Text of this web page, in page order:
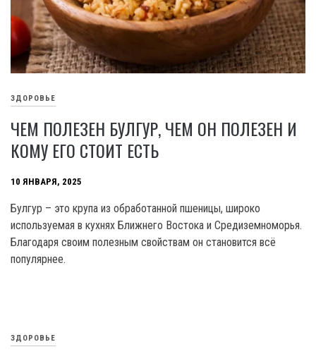
ЗДОРОВЬЕ
ЧЕМ ПОЛЕЗЕН БУЛГУР, ЧЕМ ОН ПОЛЕЗЕН И
КОМУ ЕГО СТОИТ ЕСТЬ
10 ЯНВАРЯ, 2025
Булгур – это крупа из обработанной пшеницы, широко
используемая в кухнях Ближнего Востока и Средиземноморья.
Благодаря своим полезным свойствам он становится всё
популярнее.
ЗДОРОВЬЕ